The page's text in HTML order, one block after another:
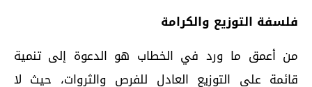
فلسفة التوزيع والكرامة
من أعمق ما ورد في الخطاب هو الدعوة إلى تنمية
قائمة على التوزيع العادل للفرص والثروات، حيث لا